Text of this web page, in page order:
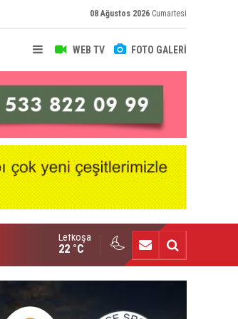
08 Ağustos 2026 Cumartesi
WEB TV FOTO GALERİ
Lefkoşa
22 °C